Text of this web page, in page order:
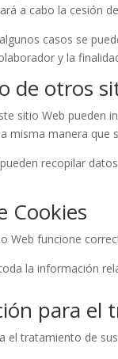
a cabo la cesión
casos se
y la
de otros
sitio Web pueden
misma manera que
recopilar
Cookies
Web funcione
la información
para el
el tratamiento de